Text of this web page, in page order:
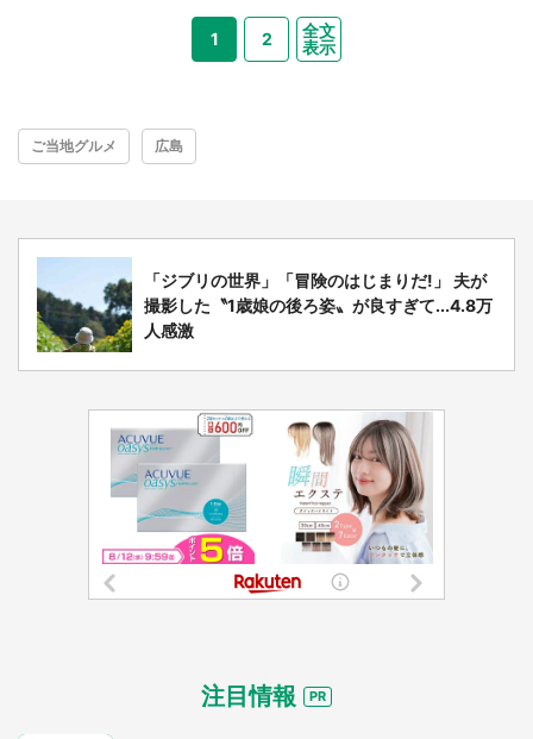
1 2
全文
表示
ご当地グルメ 広島
「ジブリの世界」「冒険のはじまりだ!」 夫が
撮影した〝1歳娘の後ろ姿〟が良すぎて...4.8万
人感激
注目情報